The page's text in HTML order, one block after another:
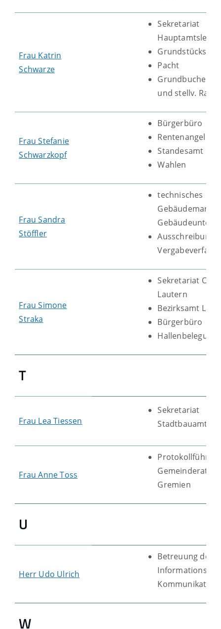
Frau Katrin
Schwarze
Sekretariat
Pacht
und stellv.
FrauStefanie
Schwarzkopf
Bürgerbüro
Standesamt
Wahlen
FrauSandra
Stöffler
technisches
FrauSimone
Straka
Sekretariat
Lautern
Bezirksamt
Bürgerbüro
T
Frau Lea Tiessen
Sekretariat
FrauAnneToss
Gemeinderat
Gremien
U
Herr Udo Ulrich
Betreuung der
Informations-
W